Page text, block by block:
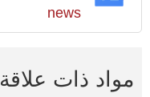
news
مواد ذات علاقة